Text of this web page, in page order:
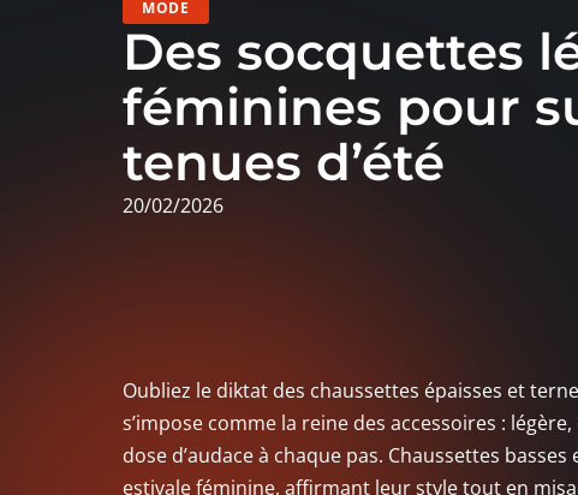
MODE
Des socquettes
féminines pour
tenues d’été
20/02/2026
Oubliez le diktat des chaussettes épaisses et
s’impose comme la reine des accessoires :
dose d’audace à chaque pas. Chaussettes
estivale féminine, affirmant leur style tout en